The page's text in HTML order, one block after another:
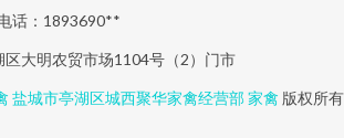
话：1893690**
区大明农贸市场1104号（2）门市
盐城市亭湖区城西聚华家禽经营部 家禽 版权所有